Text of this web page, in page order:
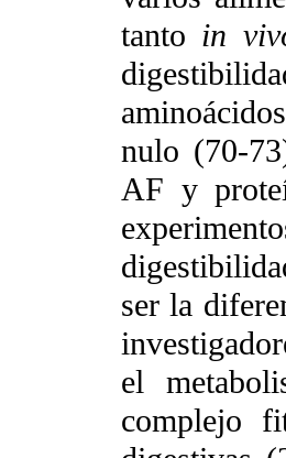
tanto in
nulo (70-
AF y
ser la
el
complejo